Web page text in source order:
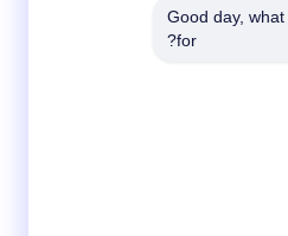
Good day,
for?